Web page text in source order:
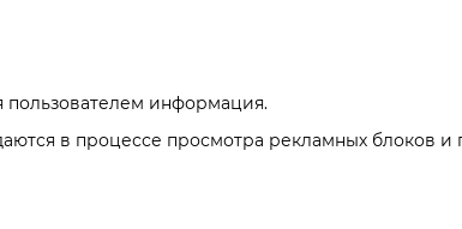
пользователем информация.
в процессе просмотра рекламных блоков